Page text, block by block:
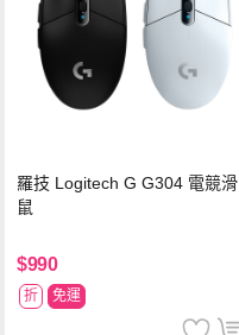
羅技 Logitech G G304 電競滑
鼠
$990
折 免運